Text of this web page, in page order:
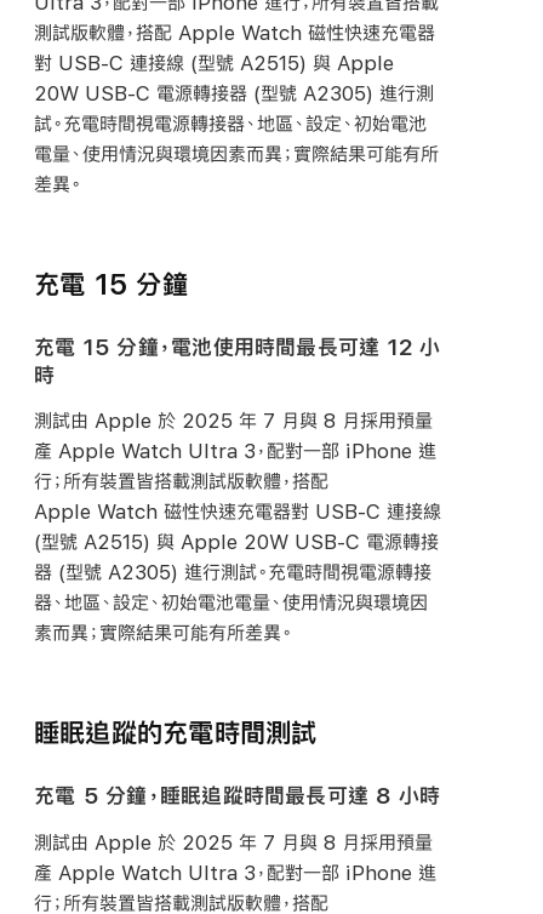
測試版軟體，搭配 Apple Watch 磁性快速充電器
對 USB-C 連接線 (型號 A2515) 與 Apple
20W USB-C 電源轉接器 (型號 A2305) 進行測
試。充電時間視電源轉接器、地區、設定、初始電池
電量、使用情況與環境因素而異；實際結果可能有所
差異。
充電 15 分鐘
充電 15 分鐘，電池使用時間最長可達 12 小
時
測試由 Apple 於 2025 年 7 月與 8 月採用預量
產 Apple Watch Ultra 3，配對一部 iPhone 進
行；所有裝置皆搭載測試版軟體，搭配
Apple Watch 磁性快速充電器對 USB-C 連接線
(型號 A2515) 與 Apple 20W USB-C 電源轉接
器 (型號 A2305) 進行測試。充電時間視電源轉接
器、地區、設定、初始電池電量、使用情況與環境因
素而異；實際結果可能有所差異。
睡眠追蹤的充電時間測試
充電 5 分鐘，睡眠追蹤時間最長可達 8 小時
測試由 Apple 於 2025 年 7 月與 8 月採用預量
產 Apple Watch Ultra 3，配對一部 iPhone 進
行；所有裝置皆搭載測試版軟體，搭配